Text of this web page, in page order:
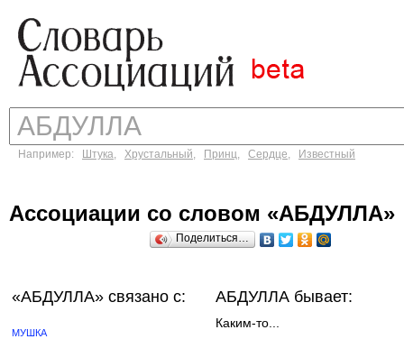
Например: Штука, Хрустальный, Принц, Сердце, Известный
Ассоциации со словом «АБДУЛЛА»
Поделиться…
«АБДУЛЛА» связано с:
МУШКА
АБДУЛЛА бывает:
Каким-то...